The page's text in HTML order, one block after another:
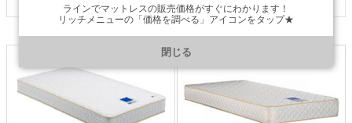
マイクロドリーム105
ラテックス1トップ
マイクロドリーム105
ラテックス2トップ
ラインでマットレスの販売価格がすぐにわかります！
リッチメニューの「価格を調べる」アイコンをタップ★
https://line.me/R/ti/p/@901ptzjz
閉じる